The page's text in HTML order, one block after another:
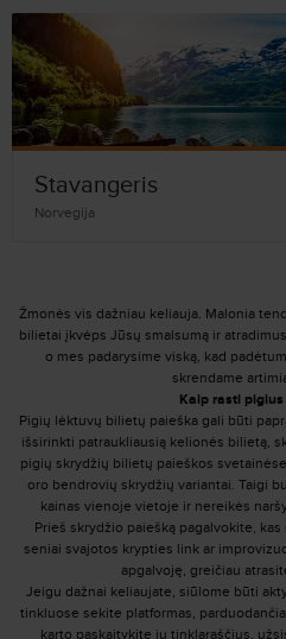
Stavangeris
Norvegija
Žmonės vis dažniau keliauja. Malonia
bilietai įkvėps Jūsų smalsumą ir
o mes padarysime viską, kad
skrendame
Kaip rasti pigius
Pigių lėktuvų bilietų paieška gali būti
išsirinkti patraukliausią kelionės bilietą,
pigių skrydžių bilietų paieškos
oro bendrovių skrydžių variantai. Taigi
kainas vienoje vietoje ir nereikės
Prieš skrydžio paiešką pagalvokite,
seniai svajotos krypties link ar
apgalvoję, greičiau
Jeigu dažnai keliaujate, siūlome būti
tinkluose sekite platformas,
karto paskaitykite jų tinklaraščius,